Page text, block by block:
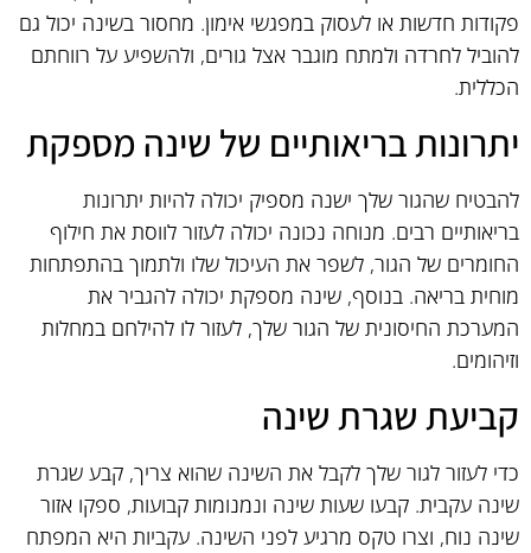
פקודות חדשות או לעסוק במפגשי אימון. מחסור בשינה יכול גם
להוביל לחרדה ולמתח מוגבר אצל גורים, ולהשפיע על רווחתם
הכללית.
יתרונות בריאותיים של שינה מספקת
להבטיח שהגור שלך ישנה מספיק יכולה להיות יתרונות
בריאותיים רבים. מנוחה נכונה יכולה לעזור לווסת את חילוף
החומרים של הגור, לשפר את העיכול שלו ולתמוך בהתפתחות
מוחית בריאה. בנוסף, שינה מספקת יכולה להגביר את
המערכת החיסונית של הגור שלך, לעזור לו להילחם במחלות
וזיהומים.
קביעת שגרת שינה
כדי לעזור לגור שלך לקבל את השינה שהוא צריך, קבע שגרת
שינה עקבית. קבעו שעות שינה ונמנומות קבועות, ספקו אזור
שינה נוח, וצרו טקס מרגיע לפני השינה. עקביות היא המפתח